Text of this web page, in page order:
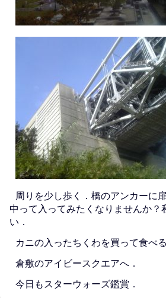
周りを少し歩く．橋のアンカーに
中って入ってみたくなりませんか？
い．
カニの入ったちくわを買って食べる
倉敷のアイビースクエアへ．
今日もスターウォーズ鑑賞．